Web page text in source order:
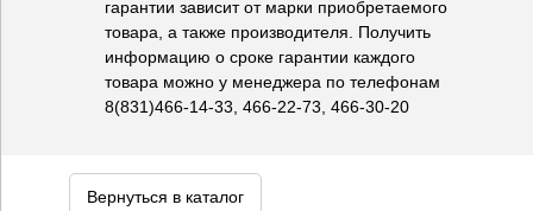
гарантии зависит от марки приобретаемого
товара, а также производителя. Получить
информацию о сроке гарантии каждого
товара можно у менеджера по телефонам
8(831)466-14-33, 466-22-73, 466-30-20
Вернуться в каталог